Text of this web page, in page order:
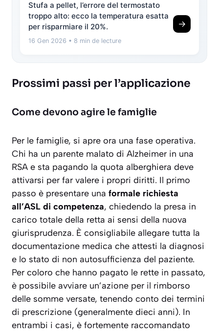
Stufa a pellet, l’errore del termostato
troppo alto: ecco la temperatura esatta
per risparmiare il 20%.
16 Gen 2026 • 8 min de lecture
→
Prossimi passi per l’applicazione
Come devono agire le famiglie
Per le famiglie, si apre ora una fase operativa.
Chi ha un parente malato di Alzheimer in una
RSA e sta pagando la quota alberghiera deve
attivarsi per far valere i propri diritti. Il primo
passo è presentare una formale richiesta
all’ASL di competenza, chiedendo la presa in
carico totale della retta ai sensi della nuova
giurisprudenza. È consigliabile allegare tutta la
documentazione medica che attesti la diagnosi
e lo stato di non autosufficienza del paziente.
Per coloro che hanno pagato le rette in passato,
è possibile avviare un’azione per il rimborso
delle somme versate, tenendo conto dei termini
di prescrizione (generalmente dieci anni). In
entrambi i casi, è fortemente raccomandato